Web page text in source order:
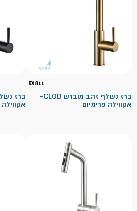
₪811
ברז נשלף זהב מוברש CLOD-
אקווילה פרימיום
אקווילה